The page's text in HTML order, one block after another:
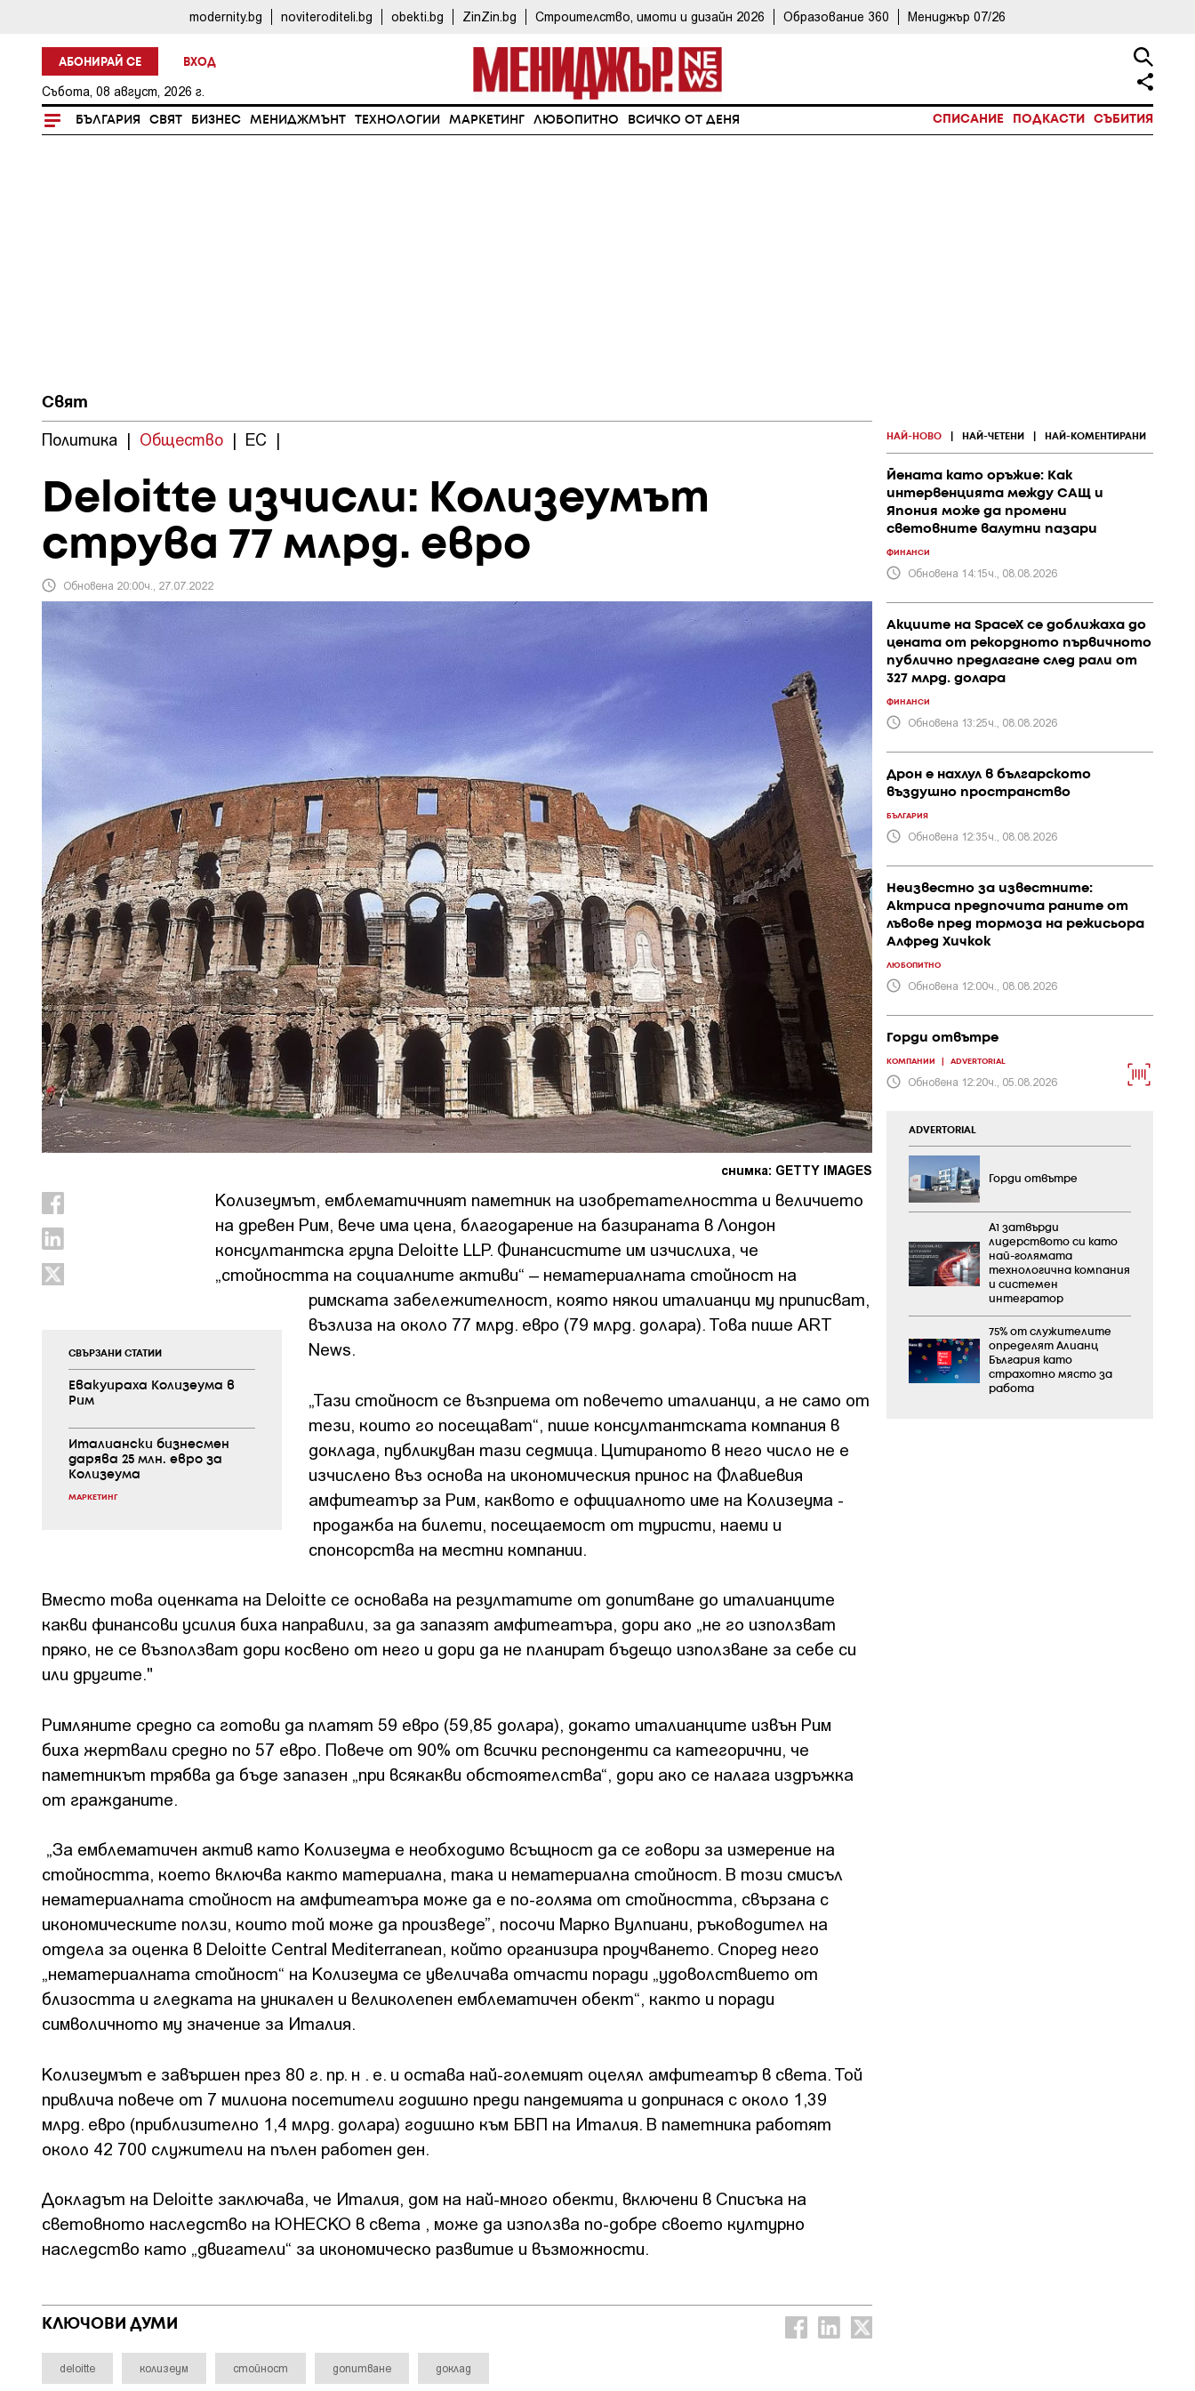
modernity.bg noviteroditeli.bg obekti.bg ZinZin.bg Строителство, имоти и дизайн 2026 Образование 360 Мениджър 07/26
АБОНИРАЙ СЕ ВХОД
Събота, 08 август, 2026 г.
БЪЛГАРИЯ СВЯТ БИЗНЕС МЕНИДЖМЪНТ ТЕХНОЛОГИИ МАРКЕТИНГ ЛЮБОПИТНО ВСИЧКО ОТ ДЕНЯ СПИСАНИЕ ПОДКАСТИ СЪБИТИЯ
Свят
Политика | Общество | ЕС |
Deloitte изчисли: Колизеумът
струва 77 млрд. евро
Обновена 20:00ч., 27.07.2022
снимка: GETTY IMAGES
СВЪРЗАНИ СТАТИИ
Евакуираха Колизеума в
Рим
Италиански бизнесмен
дарява 25 млн. евро за
Колизеума
МАРКЕТИНГ
Колизеумът, емблематичният паметник на изобретателността и величието
на древен Рим, вече има цена, благодарение на базираната в Лондон
консултантска група Deloitte LLP. Финансистите им изчислиха, че
„стойността на социалните активи“ – нематериалната стойност на
римската забележителност, която някои италианци му приписват,
възлиза на около 77 млрд. евро (79 млрд. долара). Това пише ART
News.
„Тази стойност се възприема от повечето италианци, а не само от
тези, които го посещават“, пише консултантската компания в
доклада, публикуван тази седмица. Цитираното в него число не e
изчислено въз основа на икономическия принос на Флавиевия
амфитеатър за Рим, каквото е официалното име на Колизеума -
продажба на билети, посещаемост от туристи, наеми и
спонсорства на местни компании.
Вместо това оценката на Deloitte се основава на резултатите от допитване до италианците
какви финансови усилия биха направили, за да запазят амфитеатъра, дори ако „не го използват
пряко, не се възползват дори косвено от него и дори да не планират бъдещо използване за себе си
или другите."
Римляните средно са готови да платят 59 евро (59,85 долара), докато италианците извън Рим
биха жертвали средно по 57 евро. Повече от 90% от всички респонденти са категорични, че
паметникът трябва да бъде запазен „при всякакви обстоятелства“, дори ако се налага издръжка
от гражданите.
„За емблематичен актив като Колизеума е необходимо всъщност да се говори за измерение на
стойността, което включва както материална, така и нематериална стойност. В този смисъл
нематериалната стойност на амфитеатъра може да е по-голяма от стойността, свързана с
икономическите ползи, които той може да произведе”, посочи Марко Вулпиани, ръководител на
отдела за оценка в Deloitte Central Mediterranean, който организира проучването. Според него
„нематериалната стойност“ на Колизеума се увеличава отчасти поради „удоволствието от
близостта и гледката на уникален и великолепен емблематичен обект“, както и поради
символичното му значение за Италия.
Колизеумът е завършен през 80 г. пр. н . е. и остава най-големият оцелял амфитеатър в света. Той
привлича повече от 7 милиона посетители годишно преди пандемията и допринася с около 1,39
млрд. евро (приблизително 1,4 млрд. долара) годишно към БВП на Италия. В паметника работят
около 42 700 служители на пълен работен ден.
Докладът на Deloitte заключава, че Италия, дом на най-много обекти, включени в Списъка на
световното наследство на ЮНЕСКО в света , може да използва по-добре своето културно
наследство като „двигатели“ за икономическо развитие и възможности.
КЛЮЧОВИ ДУМИ
deloitte колизеум стойност допитване доклад
НАЙ-НОВО НАЙ-ЧЕТЕНИ НАЙ-КОМЕНТИРАНИ
Йената като оръжие: Как
интервенцията между САЩ и
Япония може да промени
световните валутни пазари
ФИНАНСИ
Обновена 14:15ч., 08.08.2026
Акциите на SpaceX се доближаха до
цената от рекордното първичното
публично предлагане след рали от
327 млрд. долара
ФИНАНСИ
Обновена 13:25ч., 08.08.2026
Дрон е нахлул в българското
въздушно пространство
БЪЛГАРИЯ
Обновена 12:35ч., 08.08.2026
Неизвестно за известните:
Актриса предпочита раните от
лъвове пред тормоза на режисьора
Алфред Хичкок
ЛЮБОПИТНО
Обновена 12:00ч., 08.08.2026
Горди отвътре
КОМПАНИИ ADVERTORIAL
Обновена 12:20ч., 05.08.2026
ADVERTORIAL
Горди отвътре
А1 затвърди
лидерството си като
най-голямата
технологична компания
и системен
интегратор
75% от служителите
определят Алианц
България като
страхотно място за
работа